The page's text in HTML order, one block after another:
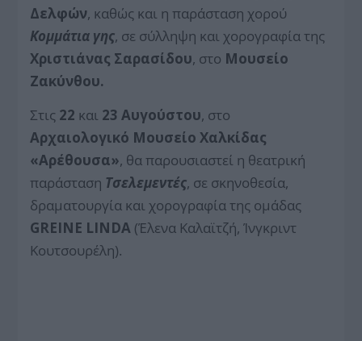
Δελφών, καθώς και η παράσταση χορού
Κομμάτια γης, σε σύλληψη και χορογραφία της
Χριστιάνας Σαρασίδου, στο Μουσείο
Ζακύνθου.
Στις 22 και 23 Αυγούστου, στο
Αρχαιολογικό Μουσείο Χαλκίδας
«Αρέθουσα», θα παρουσιαστεί η θεατρική
παράσταση Τσελεμεντές, σε σκηνοθεσία,
δραματουργία και χορογραφία της ομάδας
GREINE LINDA (Έλενα Καλαϊτζή, Ίνγκριντ
Κουτσουρέλη).